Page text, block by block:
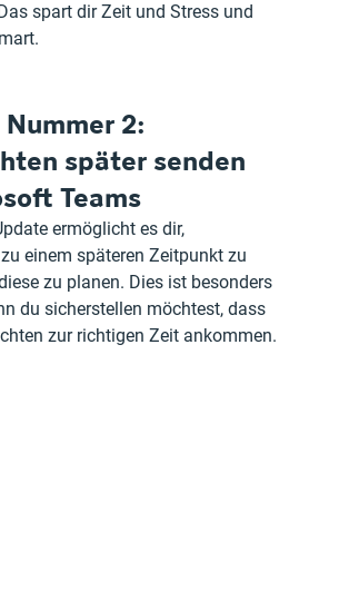
spart dir Zeit und Stress und
2:
später senden
Teams
ermöglicht es dir,
einem späteren Zeitpunkt zu
zu planen. Dies ist besonders
du sicherstellen möchtest, dass
zur richtigen Zeit ankommen.